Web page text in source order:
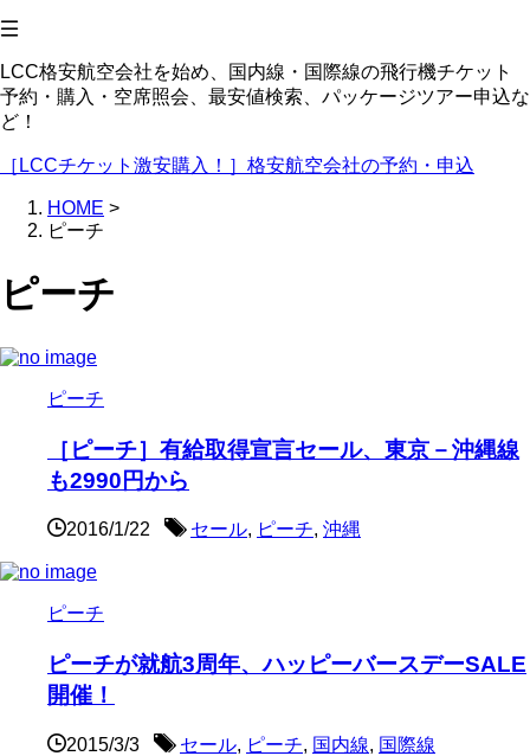
LCC格安航空会社を始め、国内線・国際線の飛行機チケット
予約・購入・空席照会、最安値検索、パッケージツアー申込な
ど！
［LCCチケット激安購入！］格安航空会社の予約・申込
HOME >
ピーチ
ピーチ
ピーチ
［ピーチ］有給取得宣言セール、東京－沖縄線
も2990円から
2016/1/22 セール, ピーチ, 沖縄
ピーチ
ピーチが就航3周年、ハッピーバースデーSALE
開催！
2015/3/3 セール, ピーチ, 国内線, 国際線